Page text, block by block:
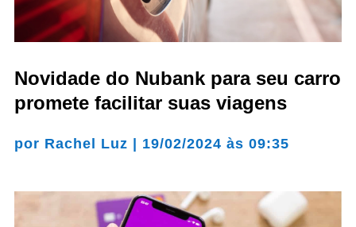
Novidade do Nubank para seu carro
promete facilitar suas viagens
por Rachel Luz | 19/02/2024 às 09:35